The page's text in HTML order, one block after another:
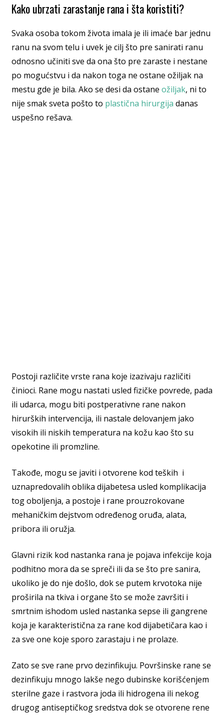
Kako ubrzati zarastanje rana i šta koristiti?
Svaka osoba tokom života imala je ili imaće bar jednu
ranu na svom telu i uvek je cilj što pre sanirati ranu
odnosno učiniti sve da ona što pre zaraste i nestane
po mogućstvu i da nakon toga ne ostane ožiljak na
mestu gde je bila. Ako se desi da ostane ožiljak, ni to
nije smak sveta pošto to plastična hirurgija danas
uspešno rešava.
Postoji različite vrste rana koje izazivaju različiti
činioci. Rane mogu nastati usled fizičke povrede, pada
ili udarca, mogu biti postperativne rane nakon
hirurških intervencija, ili nastale delovanjem jako
visokih ili niskih temperatura na kožu kao što su
opekotine ili promzline.
Takođe, mogu se javiti i otvorene kod teških i
uznapredovalih oblika dijabetesa usled komplikacija
tog oboljenja, a postoje i rane prouzrokovane
mehaničkim dejstvom određenog oruđa, alata,
pribora ili oružja.
Glavni rizik kod nastanka rana je pojava infekcije koja
podhitno mora da se spreči ili da se što pre sanira,
ukoliko je do nje došlo, dok se putem krvotoka nije
proširila na tkiva i organe što se može završiti i
smrtnim ishodom usled nastanka sepse ili gangrene
koja je karakteristična za rane kod dijabetičara kao i
za sve one koje sporo zarastaju i ne prolaze.
Zato se sve rane prvo dezinfikuju. Površinske rane se
dezinfikuju mnogo lakše nego dubinske korišćenjem
sterilne gaze i rastvora joda ili hidrogena ili nekog
drugog antiseptičkog sredstva dok se otvorene rene